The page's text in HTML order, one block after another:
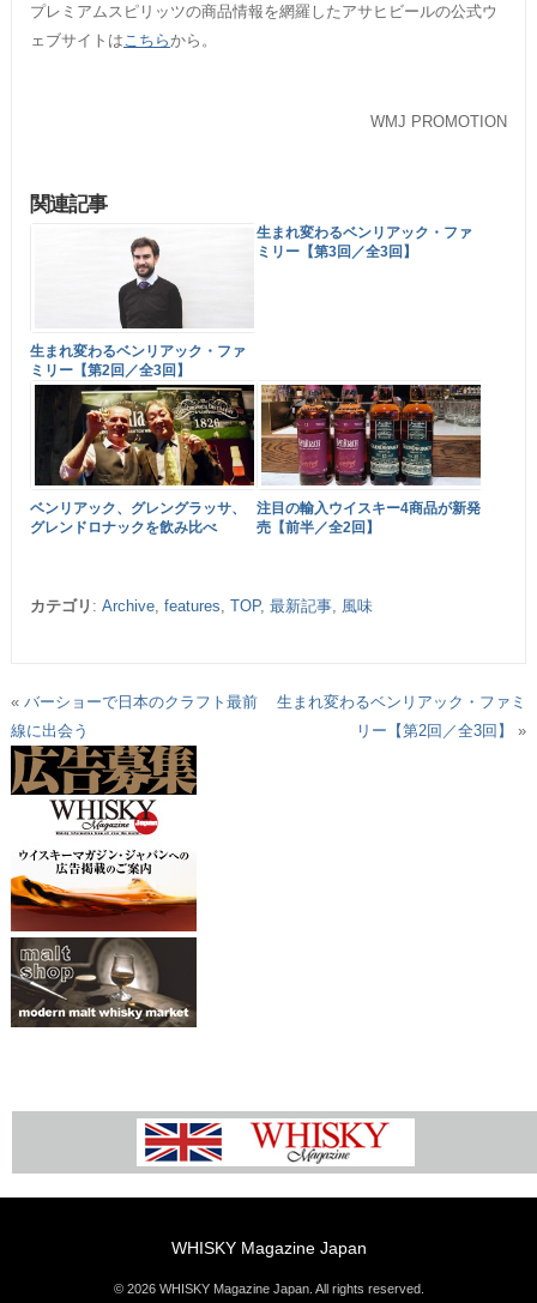
プレミアムスピリッツの商品情報を網羅したアサヒビールの公式ウ
ェブサイトは こちらから。
WMJ PROMOTION
関連記事
生まれ変わるベンリアック・ファ
ミリー【第2回／全3回】
生まれ変わるベンリアック・ファ
ミリー【第3回／全3回】
ベンリアック、グレングラッサ、
グレンドロナックを飲み比べ
注目の輸入ウイスキー4商品が新発
売【前半／全2回】
カテゴリ : Archive, features, TOP, 最新記事, 風味
« バーショーで日本のクラフト最前
線に出会う
生まれ変わるベンリアック・ファミ
リー【第2回／全3回】
»
WHISKY Magazine Japan
© 2026 WHISKY Magazine Japan. All rights reserved.